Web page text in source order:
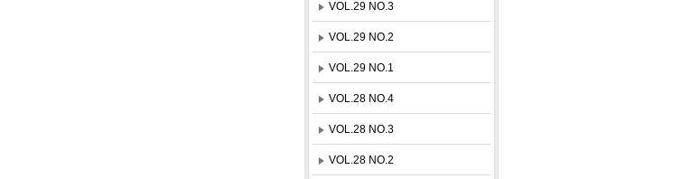
VOL.29 NO.3
VOL.29 NO.2
VOL.29 NO.1
VOL.28 NO.4
VOL.28 NO.3
VOL.28 NO.2